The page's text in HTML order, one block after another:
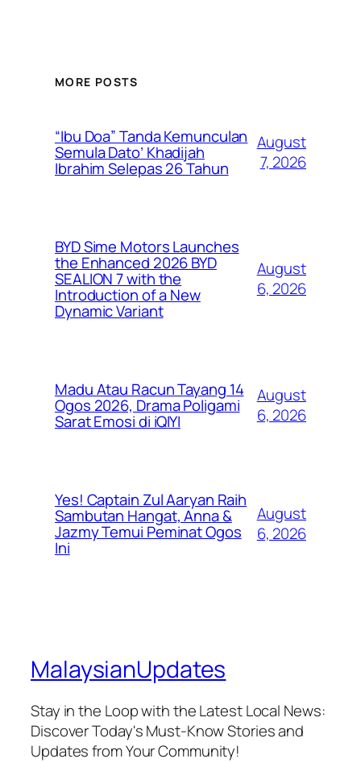
MORE POSTS
“Ibu Doa” Tanda Kemunculan
Semula Dato’ Khadijah
Ibrahim Selepas 26 Tahun
August
7, 2026
BYD Sime Motors Launches
the Enhanced 2026 BYD
SEALION 7 with the
Introduction of a New
Dynamic Variant
August
6, 2026
Madu Atau Racun Tayang 14
Ogos 2026, Drama Poligami
Sarat Emosi di iQIYI
August
6, 2026
Yes! Captain Zul Aaryan Raih
Sambutan Hangat, Anna &
Jazmy Temui Peminat Ogos
Ini
August
6, 2026
MalaysianUpdates
Stay in the Loop with the Latest Local News:
Discover Today's Must-Know Stories and
Updates from Your Community!